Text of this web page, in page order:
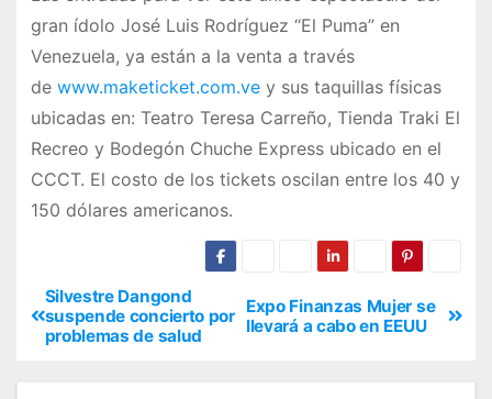
gran ídolo José Luis Rodríguez “El Puma” en
Venezuela, ya están a la venta a través
de www.maketicket.com.vey sus taquillas físicas
ubicadas en: Teatro Teresa Carreño, Tienda Traki El
Recreo y Bodegón Chuche Express ubicado en el
CCCT. El costo de los tickets oscilan entre los 40 y
150 dólares americanos.
Expo Finanzas Mujer se
llevará a cabo en EEUU
Silvestre Dangond
suspende concierto por
problemas de salud